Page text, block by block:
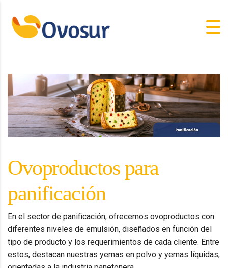
Ovoproductos para
panificación
En el sector de panificación, ofrecemos ovoproductos con
diferentes niveles de emulsión, diseñados en función del
tipo de producto y los requerimientos de cada cliente. Entre
estos, destacan nuestras yemas en polvo y yemas líquidas,